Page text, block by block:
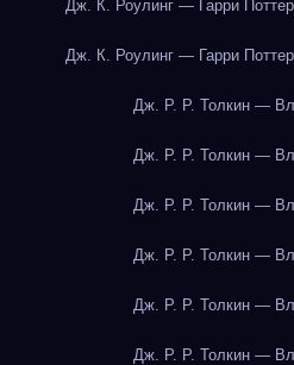
Дж. К. Роулинг — Гарри
Дж. К. Роулинг — Гарри
Дж. Р. Р. Толкин —
Дж. Р. Р. Толкин —
Дж. Р. Р. Толкин —
Дж. Р. Р. Толкин —
Дж. Р. Р. Толкин —
Дж. Р. Р. Толкин —